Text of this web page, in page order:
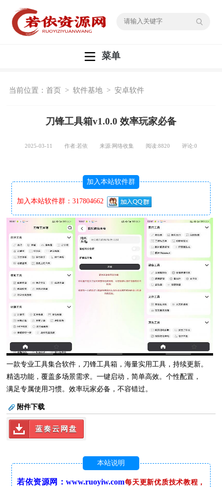
菜单
当前位置：首页 >软件基地 >安卓软件
刀锋工具箱v1.0.0 效率玩家必备
2025-03-11 作者:若依 来源:网络收集 阅读:8820 评论:0
加入本站软件群
加入本站软件群：317804662
一款专业工具集合软件，刀锋工具箱，海量实用工具，持续更新。
精选功能，覆盖多场景需求。一键启动，简单高效。个性配置，
满足专属使用习惯。效率玩家必备，不容错过。
附件下载
蓝奏云网盘
本站说明
若依资源网：www.ruoyiw.com每天更新优质技术教程，